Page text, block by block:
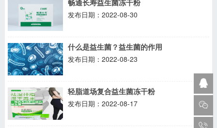
畅通长寿益生菌冻干粉
发布日期：2022-08-30
什么是益生菌？益生菌的作用
发布日期：2022-08-23
轻脂道场复合益生菌冻干粉
发布日期：2022-08-17